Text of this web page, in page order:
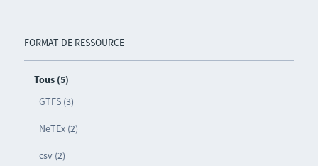
FORMAT DE RESSOURCE
Tous (5)
GTFS (3)
NeTEx (2)
csv (2)